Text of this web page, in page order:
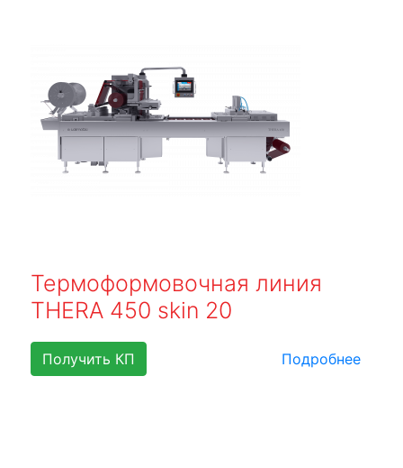
Термоформовочная линия
THERA 450 skin 20
Получить КП Подробнее